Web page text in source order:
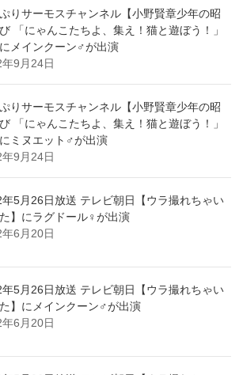
りサーモスチャンネル【小野賢章少年の昭
「にゃんこたちよ、集え！猫と遊ぼう！」
メインクーン♂が出演
9月24日
りサーモスチャンネル【小野賢章少年の昭
「にゃんこたちよ、集え！猫と遊ぼう！」
ミヌエット♂が出演
9月24日
5月26日放送 テレビ朝日【ウラ撮れちゃい
】にラグドール♀が出演
6月20日
5月26日放送 テレビ朝日【ウラ撮れちゃい
】にメインクーン♂が出演
6月20日